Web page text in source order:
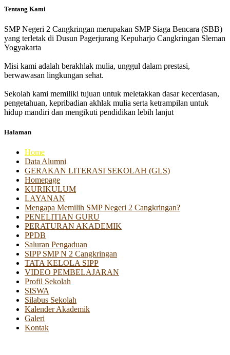
Tentang Kami
SMP Negeri 2 Cangkringan merupakan SMP Siaga Bencara (SBB)
yang terletak di Dusun Pagerjurang Kepuharjo Cangkringan Sleman
Yogyakarta
Misi kami adalah berakhlak mulia, unggul dalam prestasi,
berwawasan lingkungan sehat.
Sekolah kami memiliki tujuan untuk meletakkan dasar kecerdasan,
pengetahuan, kepribadian akhlak mulia serta ketrampilan untuk
hidup mandiri dan mengikuti pendidikan lebih lanjut
Halaman
Home
Data Alumni
GERAKAN LITERASI SEKOLAH (GLS)
Homepage
KURIKULUM
LAYANAN
Mengapa Memilih SMP Negeri 2 Cangkringan?
PENELITIAN GURU
PERATURAN AKADEMIK
PPDB
Saluran Pengaduan
SIPP SMP N 2 Cangkringan
TATA KELOLA SIPP
VIDEO PEMBELAJARAN
Profil Sekolah
SISWA
Silabus Sekolah
Kalender Akademik
Galeri
Kontak